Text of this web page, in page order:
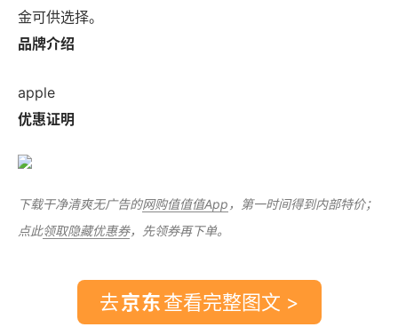
金可供选择。
品牌介绍
apple
优惠证明
下载干净清爽无广告的网购值值值App ，第一时间得到内部特价；
点此领取隐藏优惠券，先领券再下单。
去 查看完整图文 >